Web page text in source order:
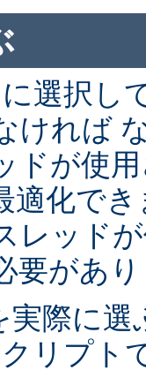
選択し
ければ
ドが使
適化で
レッド
要があ
実際に選
リプト